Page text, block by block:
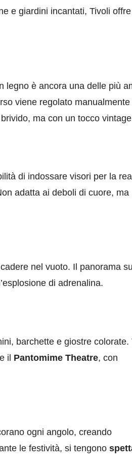
e giardini incantati, Tivoli offre
legno è ancora una delle più
viene regolato
ma con un tocco
di indossare visori per la
adatta ai deboli di cuore, ma
nel vuoto. Il panorama su
di adrenalina.
barchette e giostre colorate.
il Pantomime Theatre, con
ogni angolo, creando
le festività, si tengono